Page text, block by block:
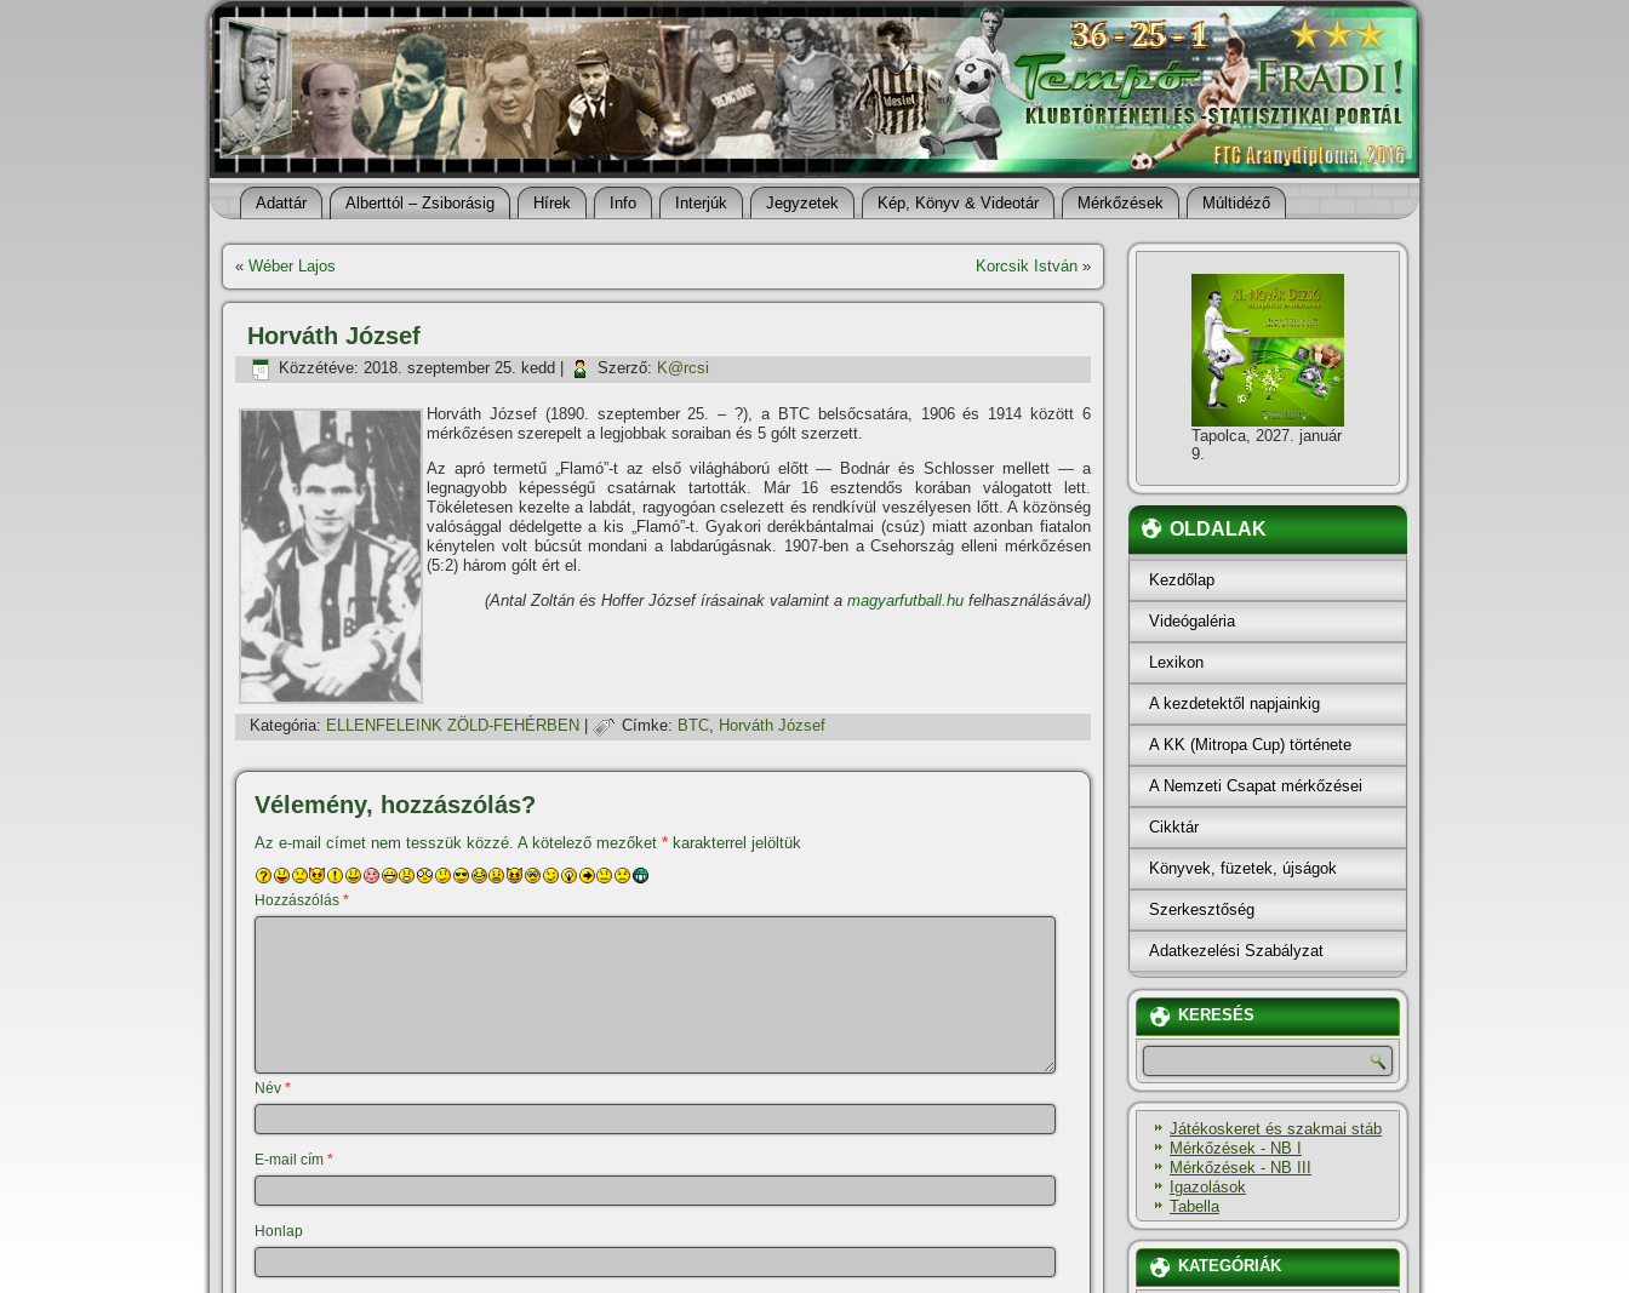
Adattár Alberttól – Zsiborásig Hí­rek Info Interjúk Jegyzetek Kép, Könyv & Videotár Mérkőzések Múltidéző
« Wéber Lajos Korcsik István »
Horváth József
Közzétéve: 2018. szeptember 25. kedd Szerző: K@rcsi
Horváth József (1890. szeptember 25. – ?), a BTC belsőcsatára, 1906 és 1914 között 6
mérkőzésen szerepelt a legjobbak soraiban és 5 gólt szerzett.
Az apró termetű „Flamó”-t az első világháború előtt — Bodnár és Schlosser mellett — a
legnagyobb képességű csatárnak tartották. Már 16 esztendős korában válogatott lett.
Tökéletesen kezelte a labdát, ragyogóan cselezett és rendkí­vül veszélyesen lőtt. A közönség
valósággal dédelgette a kis „Flamó”-t. Gyakori derékbántalmai (csúz) miatt azonban fiatalon
kénytelen volt búcsút mondani a labdarúgásnak. 1907-ben a Csehország elleni mérkőzésen
(5:2) három gólt ért el.
(Antal Zoltán és Hoffer József í­rásainak valamint a magyarfutball.hu felhasználásával)
Kategória: ELLENFELEINK ZÖLD-FEHÉRBEN Címke: BTC, Horváth József
Vélemény, hozzászólás?
Az e-mail címet nem tesszük közzé. A kötelező mezőket * karakterrel jelöltük
Hozzászólás *
Név *
E-mail cím *
Honlap
Tapolca, 2027. január
9.
OLDALAK
Kezdőlap
Videógaléria
Lexikon
A kezdetektől napjainkig
A KK (Mitropa Cup) története
A Nemzeti Csapat mérkőzései
Cikktár
Könyvek, füzetek, újságok
Szerkesztőség
Adatkezelési Szabályzat
KERESÉS
Játékoskeret és szakmai stáb
Mérkőzések - NB I
Mérkőzések - NB III
Igazolások
Tabella
KATEGÓRIÁK